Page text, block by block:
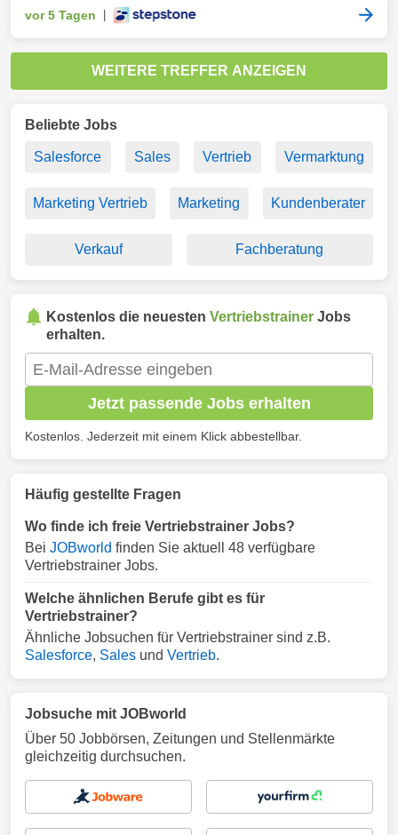
vor 5 Tagen
WEITERE TREFFER ANZEIGEN
Beliebte Jobs
Salesforce Sales Vertrieb Vermarktung
Marketing Vertrieb Marketing Kundenberater
Verkauf Fachberatung
Kostenlos die neuesten Vertriebstrainer Jobs
erhalten.
Jetzt passende Jobs erhalten
Kostenlos. Jederzeit mit einem Klick abbestellbar.
Häufig gestellte Fragen
Wo finde ich freie Vertriebstrainer Jobs?
Bei JOBworld finden Sie aktuell 48 verfügbare
Vertriebstrainer Jobs.
Welche ähnlichen Berufe gibt es für
Vertriebstrainer?
Ähnliche Jobsuchen für Vertriebstrainer sind z.B.
Salesforce, Sales und Vertrieb.
Jobsuche mit JOBworld
Über 50 Jobbörsen, Zeitungen und Stellenmärkte
gleichzeitig durchsuchen.